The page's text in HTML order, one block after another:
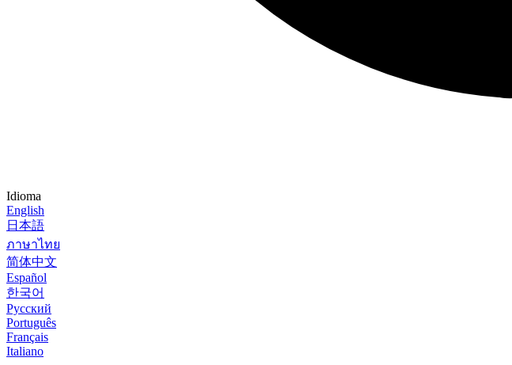
Idioma
English
日本語
ภาษาไทย
简体中文
Español
한국어
Русский
Português
Français
Italiano